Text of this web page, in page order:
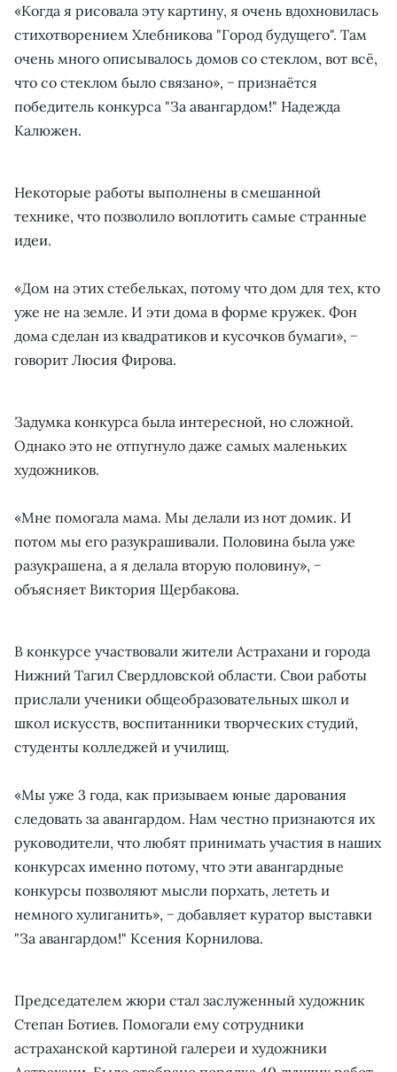
«Когда я рисовала эту картину, я очень вдохновилась
стихотворением Хлебникова "Город будущего". Там
очень много описывалось домов со стеклом, вот всё,
что со стеклом было связано», − признаётся
победитель конкурса "За авангардом!" Надежда
Калюжен.
Некоторые работы выполнены в смешанной
технике, что позволило воплотить самые странные
идеи.
«Дом на этих стебельках, потому что дом для тех, кто
уже не на земле. И эти дома в форме кружек. Фон
дома сделан из квадратиков и кусочков бумаги», −
говорит Люсия Фирова.
Задумка конкурса была интересной, но сложной.
Однако это не отпугнуло даже самых маленьких
художников.
«Мне помогала мама. Мы делали из нот домик. И
потом мы его разукрашивали. Половина была уже
разукрашена, а я делала вторую половину», −
объясняет Виктория Щербакова.
В конкурсе участвовали жители Астрахани и города
Нижний Тагил Свердловской области. Свои работы
прислали ученики общеобразовательных школ и
школ искусств, воспитанники творческих студий,
студенты колледжей и училищ.
«Мы уже 3 года, как призываем юные дарования
следовать за авангардом. Нам честно признаются их
руководители, что любят принимать участия в наших
конкурсах именно потому, что эти авангардные
конкурсы позволяют мысли порхать, лететь и
немного хулиганить», − добавляет куратор выставки
"За авангардом!" Ксения Корнилова.
Председателем жюри стал заслуженный художник
Степан Ботиев. Помогали ему сотрудники
астраханской картиной галереи и художники